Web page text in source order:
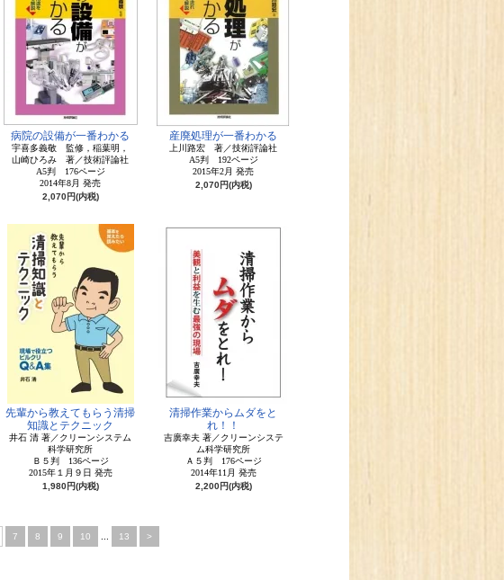
病院の設備が一番わかる
宇喜多義敬 監修，稲葉明，
山崎ひろみ 著／技術評論社
A5判 176ページ
2014年8月 発売
2,070円(内税)
産廃処理が一番わかる
上川路宏 著／技術評論社
A5判 192ページ
2015年2月 発売
2,070円(内税)
先輩から教えてもらう清掃
知識とテクニック
井石 清 著／クリーンシステム
科学研究所
Ｂ５判 136ページ
2015年１月９日 発売
1,980円(内税)
清掃作業からムダをと
れ！！
吉廣幸夫 著／クリーンシステ
ム科学研究所
Ａ５判 176ページ
2014年11月 発売
2,200円(内税)
7 8 9 10 13 >